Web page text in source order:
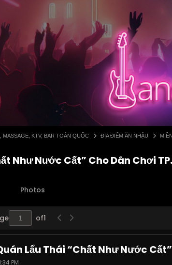
MASSAGE, KTV, BAR TOÀN QUỐC ĐỊA ĐIỂM ĂN NHẬU
Như Nước Cất” Cho Dân Chơi
Photos
of1
Lẩu Thái “Chất Như Nước
PM